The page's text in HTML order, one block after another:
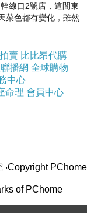
線口2號店，這間東
菜色都有變化，雖然
，但
賣 比比昂代購
播網 全球購物
中心
命理 會員中心
‧Copyright PChome
of PChome